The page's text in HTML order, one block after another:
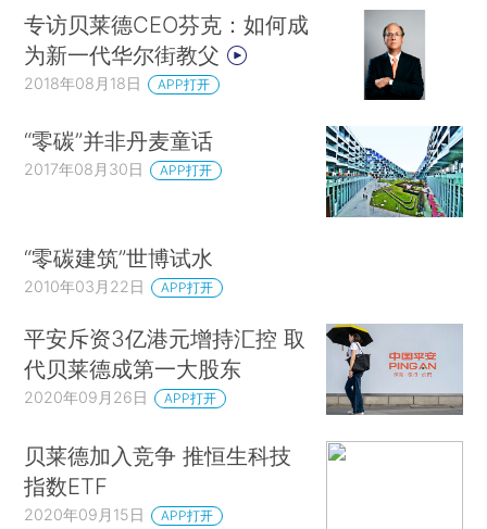
专访贝莱德CEO芬克：如何成
为新一代华尔街教父
2018年08月18日 APP打开
“零碳”并非丹麦童话
2017年08月30日 APP打开
“零碳建筑”世博试水
2010年03月22日 APP打开
平安斥资3亿港元增持汇控 取
代贝莱德成第一大股东
2020年09月26日 APP打开
贝莱德加入竞争 推恒生科技
指数ETF
2020年09月15日 APP打开